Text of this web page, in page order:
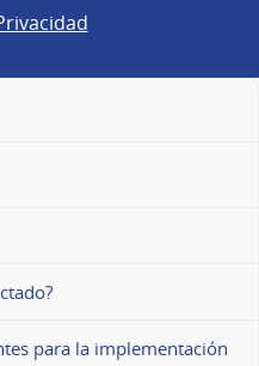
para la implementación